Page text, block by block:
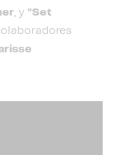
, y "Set